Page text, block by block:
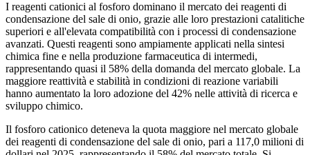
I reagenti cationici al fosforo dominano il mercato dei reagenti di
condensazione del sale di onio, grazie alle loro prestazioni catalitiche
superiori e all'elevata compatibilità con i processi di condensazione
avanzati. Questi reagenti sono ampiamente applicati nella sintesi
chimica fine e nella produzione farmaceutica di intermedi,
rappresentando quasi il 58% della domanda del mercato globale. La
maggiore reattività e stabilità in condizioni di reazione variabili
hanno aumentato la loro adozione del 42% nelle attività di ricerca e
sviluppo chimico.
Il fosforo cationico deteneva la quota maggiore nel mercato globale
dei reagenti di condensazione del sale di onio, pari a 117,0 milioni di